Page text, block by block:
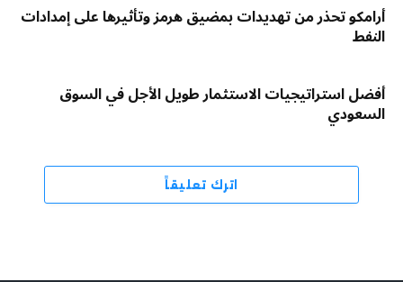
أرامكو تحذر من تهديدات بمضيق هرمز وتأثيرها على إمدادات
النفط
أفضل استراتيجيات الاستثمار طويل الأجل في السوق
السعودي
اترك تعليقاً